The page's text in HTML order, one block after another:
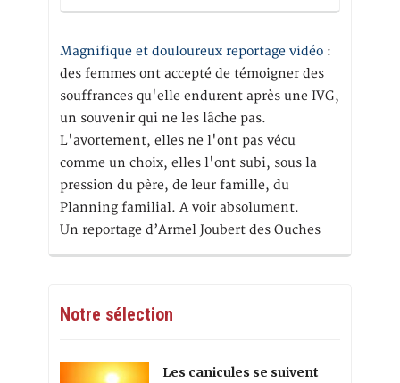
Magnifique et douloureux reportage vidéo :
des femmes ont accepté de témoigner des
souffrances qu'elle endurent après une IVG,
un souvenir qui ne les lâche pas.
L'avortement, elles ne l'ont pas vécu
comme un choix, elles l'ont subi, sous la
pression du père, de leur famille, du
Planning familial. A voir absolument.
Un reportage d’Armel Joubert des Ouches
Notre sélection
Les canicules se suivent